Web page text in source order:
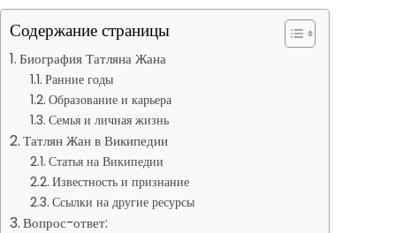
Содержание страницы
Биография Татляна Жана
Ранние годы
Образование и карьера
Семья и личная жизнь
Татлян Жан в Википедии
Статья на Википедии
Известность и признание
Ссылки на другие ресурсы
Вопрос-ответ: